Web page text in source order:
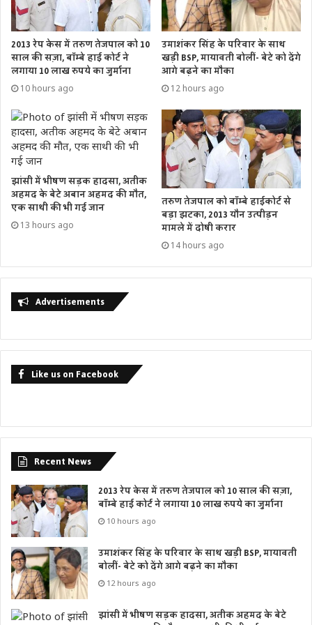
2013 रेप केस में तरुण तेजपाल को 10
साल की सज़ा, बॉम्बे हाई कोर्ट ने
लगाया 10 लाख रुपये का जुर्माना
10 hours ago
उमाशंकर सिंह के परिवार के साथ
खड़ी BSP, मायावती बोलीं- बेटे को देंगे
आगे बढ़ने का मौका
12 hours ago
झांसी में भीषण सड़क हादसा, अतीक
अहमद के बेटे अबान अहमद की मौत,
एक साथी की भी गई जान
13 hours ago
तरुण तेजपाल को बॉम्बे हाईकोर्ट से
बड़ा झटका, 2013 यौन उत्पीड़न
मामले में दोषी करार
14 hours ago
Advertisements
Like us on Facebook
Recent News
2013 रेप केस में तरुण तेजपाल को 10 साल की सज़ा,
बॉम्बे हाई कोर्ट ने लगाया 10 लाख रुपये का जुर्माना
10 hours ago
उमाशंकर सिंह के परिवार के साथ खड़ी BSP, मायावती
बोलीं- बेटे को देंगे आगे बढ़ने का मौका
12 hours ago
झांसी में भीषण सड़क हादसा, अतीक अहमद के बेटे